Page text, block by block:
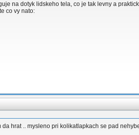
na dotyk lidskeho tela, co je tak levny a
co vy nato:
hrat .. mysleno pri kolikatlapkach se pad